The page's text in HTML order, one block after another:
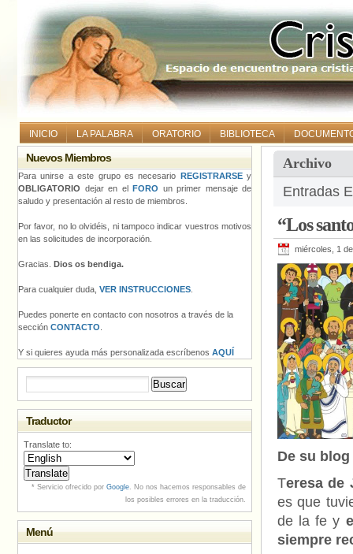
INICIO LA PALABRA ORATORIO BIBLIOTECA
Archivo
Entradas
“Los
miércoles, 1
De su blog
Teresa de
es que
de la fe y
siempre
Nuevos Miembros
Para unirse a este grupo es necesario REGISTRARSEy
OBLIGATORIO dejar en el FORO un primer mensaje de
saludo y presentación al resto de miembros.
Por favor, no lo olvidéis, ni tampoco indicar vuestros motivos
en las solicitudes de incorporación.
Gracias. Dios os bendiga.
Para cualquier duda, VER INSTRUCCIONES
Puedes ponerte en contacto con nosotros a través de la
sección CONTACTO
Y si quieres ayuda más personalizada escríbenos AQUÍ
Traductor
Translate to:
* Servicio ofrecido por Google. No nos hacemos responsables de
los posibles errores en la traducción.
Menú